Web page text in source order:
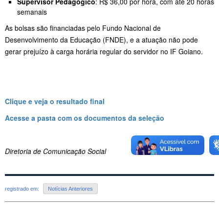
semanais
As bolsas são financiadas pelo Fundo Nacional de
Desenvolvimento da Educação (FNDE), e a atuação não pode
gerar prejuízo à carga horária regular do servidor no IF Goiano.
Clique e veja o resultado final
Acesse a pasta com os documentos da seleção
Diretoria de Comunicação Social
registrado em: Notícias Anteriores